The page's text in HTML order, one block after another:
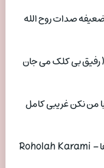
صدات روح الله
( رفیق بی کلک می جان
من نکن غریبی کامل
دانلود آهنگ جدید روح الله کرمی به نام آلفا Roholah Karami –